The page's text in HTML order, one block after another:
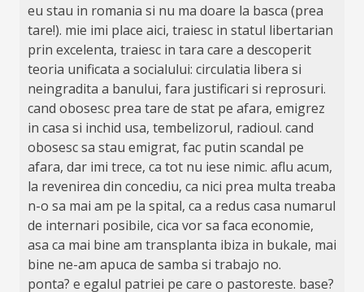
eu stau in romania si nu ma doare la basca (prea
tare!). mie imi place aici, traiesc in statul libertarian
prin excelenta, traiesc in tara care a descoperit
teoria unificata a socialului: circulatia libera si
neingradita a banului, fara justificari si reprosuri.
cand obosesc prea tare de stat pe afara, emigrez
in casa si inchid usa, tembelizorul, radioul. cand
obosesc sa stau emigrat, fac putin scandal pe
afara, dar imi trece, ca tot nu iese nimic. aflu acum,
la revenirea din concediu, ca nici prea multa treaba
n-o sa mai am pe la spital, ca a redus casa numarul
de internari posibile, cica vor sa faca economie,
asa ca mai bine am transplanta ibiza in bukale, mai
bine ne-am apuca de samba si trabajo no.
ponta? e egalul patriei pe care o pastoreste. base?